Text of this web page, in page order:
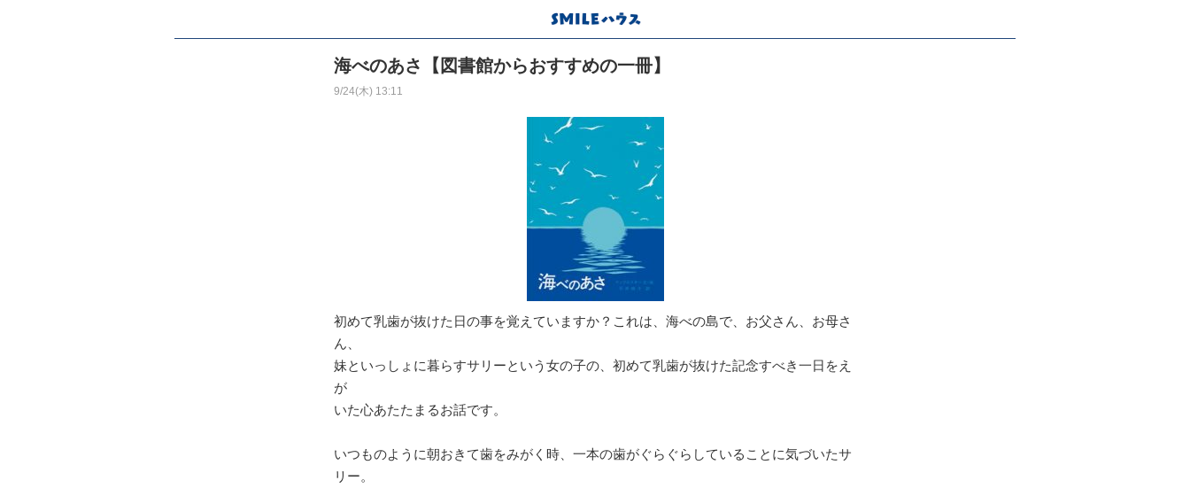
海べのあさ【図書館からおすすめの一冊】
9/24(木) 13:11
初めて乳歯が抜けた日の事を覚えていますか？これは、海べの島で、お父さん、お母さ
ん、
妹といっしょに暮らすサリーという女の子の、初めて乳歯が抜けた記念すべき一日をえ
が
いた心あたたまるお話です。
いつものように朝おきて歯をみがく時、一本の歯がぐらぐらしていることに気づいたサ
リー。